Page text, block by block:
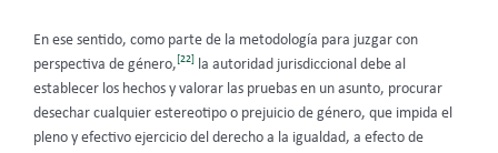
En ese sentido, como parte de la metodología para juzgar con
perspectiva de género, [22]
la autoridad jurisdiccional debe al
establecer los hechos y valorar las pruebas en un asunto, procurar
desechar cualquier estereotipo o prejuicio de género, que impida el
pleno y efectivo ejercicio del derecho a la igualdad, a efecto de